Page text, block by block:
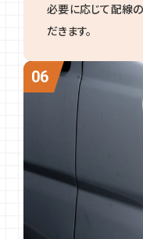
必要に応じて配線
だきます。